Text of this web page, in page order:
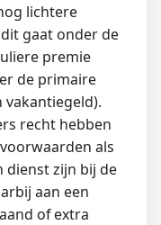
lichtere
gaat onder de
premie
de primaire
recht hebben
als
dienst zijn bij de
aan een
of extra